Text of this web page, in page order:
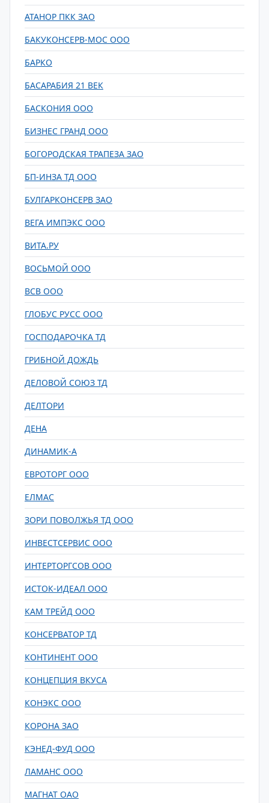
АТАНОР ПКК ЗАО
БАКУКОНСЕРВ-МОС ООО
БАРКО
БАСАРАБИЯ 21 ВЕК
БАСКОНИЯ ООО
БИЗНЕС ГРАНД ООО
БОГОРОДСКАЯ ТРАПЕЗА ЗАО
БП-ИНЗА ТД ООО
БУЛГАРКОНСЕРВ ЗАО
ВЕГА ИМПЭКС ООО
ВИТА.РУ
ВОСЬМОЙ ООО
ВСВ ООО
ГЛОБУС РУСС ООО
ГОСПОДАРОЧКА ТД
ГРИБНОЙ ДОЖДЬ
ДЕЛОВОЙ СОЮЗ ТД
ДЕЛТОРИ
ДЕНА
ДИНАМИК-А
ЕВРОТОРГ ООО
ЕЛМАС
ЗОРИ ПОВОЛЖЬЯ ТД ООО
ИНВЕСТСЕРВИС ООО
ИНТЕРТОРГСОВ ООО
ИСТОК-ИДЕАЛ ООО
КАМ ТРЕЙД ООО
КОНСЕРВАТОР ТД
КОНТИНЕНТ ООО
КОНЦЕПЦИЯ ВКУСА
КОНЭКС ООО
КОРОНА ЗАО
КЭНЕД-ФУД ООО
ЛАМАНС ООО
МАГНАТ ОАО